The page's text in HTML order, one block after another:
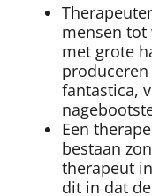
mensen
met grote
fantastica,
Een
bestaan
therapeut
dit in dat